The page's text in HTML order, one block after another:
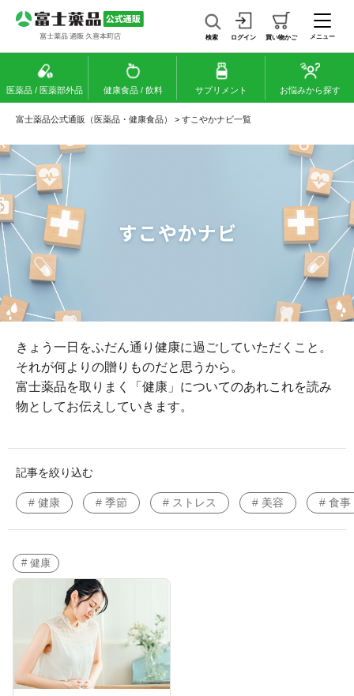
検索 ログイン 買い物かご メニュー
医薬品 / 医薬部外品 健康食品 / 飲料 サプリメント お悩みから探す
富士薬品公式通販（医薬品・健康食品） > すこやかナビ一覧
きょう一日をふだん通り健康に過ごしていただくこと。
それが何よりの贈りものだと思うから。
富士薬品を取りまく「健康」についてのあれこれを読み
物としてお伝えしていきます。
記事を絞り込む
# 健康 # 季節 # ストレス # 美容 # 食事
# 健康